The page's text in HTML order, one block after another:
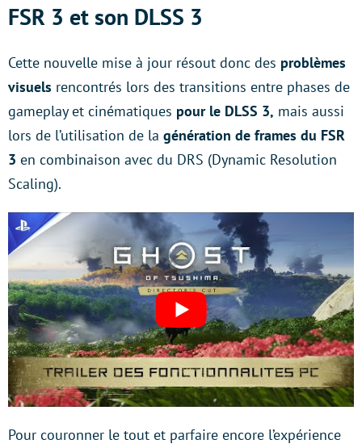
FSR 3 et son DLSS 3
Cette nouvelle mise à jour résout donc des problèmes
visuels rencontrés lors des transitions entre phases de
gameplay et cinématiques pour le DLSS 3, mais aussi
lors de l’utilisation de la génération de frames du FSR
3 en combinaison avec du DRS (Dynamic Resolution
Scaling).
Pour couronner le tout et parfaire encore l’expérience